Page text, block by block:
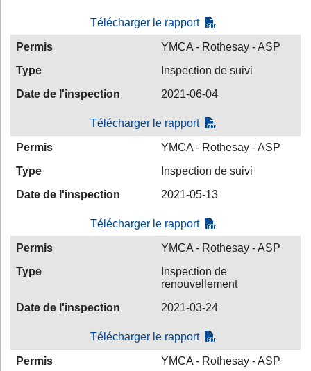
Télécharger le rapport
Permis
YMCA - Rothesay - ASP
Type
Inspection de suivi
Date de l'inspection
2021-06-04
Télécharger le rapport
Permis
YMCA - Rothesay - ASP
Type
Inspection de suivi
Date de l'inspection
2021-05-13
Télécharger le rapport
Permis
YMCA - Rothesay - ASP
Type
Inspection de
renouvellement
Date de l'inspection
2021-03-24
Télécharger le rapport
Permis YMCA - Rothesay - ASP